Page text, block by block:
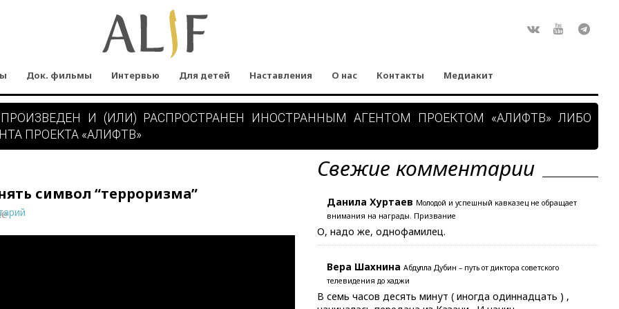
Док. фильмы Интервью Для детей Наставления О нас Контакты Медиакит
И (ИЛИ) РАСПРОСТРАНЕН ИНОСТРАННЫМ АГЕНТОМ ПРОЕКТОМ «АЛИФТВ» ЛИБО
ПРОЕКТА «АЛИФТВ»
символ “терроризма”
Свежие комментарии
Данила Хуртаев Молодой и успешный кавказец не обращает
внимания на награды. Призвание
О, надо же, однофамилец.
Вера Шахнина Абдулла Дубин – путь от диктора советского
телевидения до хаджи
В семь часов десять минут ( иногда одиннадцать ) ,